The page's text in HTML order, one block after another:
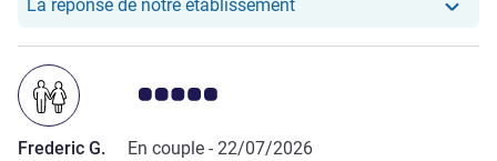
d’air ! 😊
La réponse de notre établissementNotre hôtel a repondu au
Note Avis clients 5.0/5
Frederic G. En couple - 22/07/2026